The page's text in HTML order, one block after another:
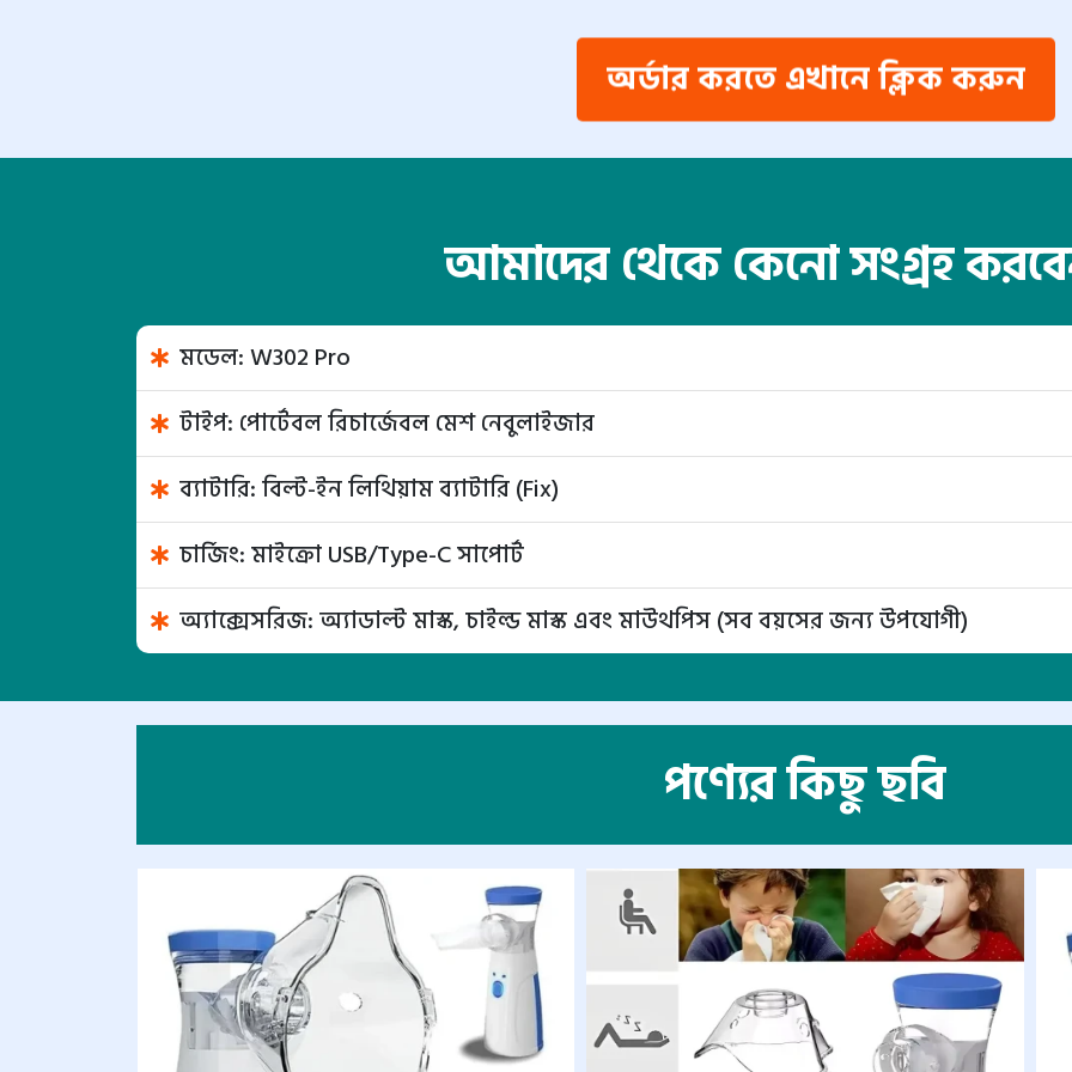
অর্ডার করতে এখানে ক্লিক করুন
আমাদের থেকে কেনো সংগ্রহ
মডেল: W302 Pro
টাইপ: পোর্টেবল রিচার্জেবল মেশ নেবুলাইজার
ব্যাটারি: বিল্ট-ইন লিথিয়াম ব্যাটারি (Fix)
চার্জিং: মাইক্রো USB/Type-C সাপোর্ট
অ্যাক্সেসরিজ: অ্যাডাল্ট মাস্ক, চাইল্ড মাস্ক এবং মাউথপিস (সব বয়সের জন্য উপযোগী)
পণ্যের কিছু ছবি